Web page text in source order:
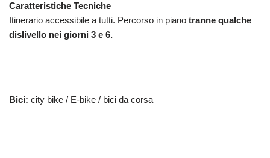
Caratteristiche Tecniche
Itinerario accessibile a tutti. Percorso in piano tranne qualche
dislivello nei giorni 3 e 6.
Bici: city bike / E-bike / bici da corsa